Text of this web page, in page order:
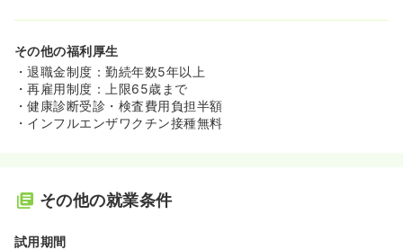
その他の福利厚生
・退職金制度：勤続年数5年以上
・再雇用制度：上限65歳まで
・健康診断受診・検査費用負担半額
・インフルエンザワクチン接種無料
その他の就業条件
試用期間